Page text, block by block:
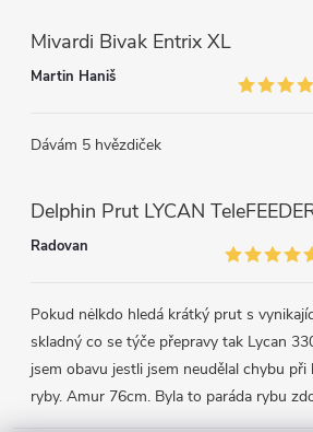
Mivardi Bivak Entrix XL
Martin Haniš
Dávám 5 hvězdiček
Radovan
Pokud nėlkdo hledá krátký prut s
skladný co se týče přepravy tak Lycan
jsem obavu jestli jsem neudělal chybu
ryby. Amur 76cm. Byla to paráda rybu